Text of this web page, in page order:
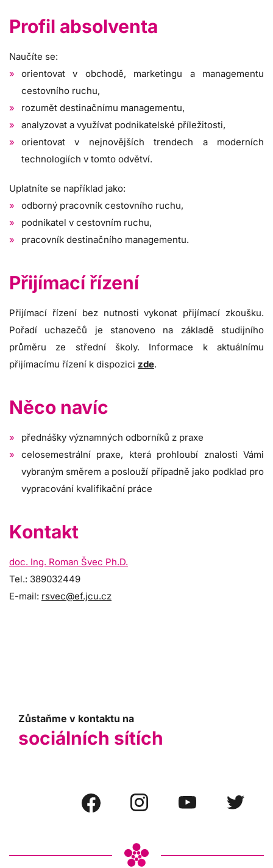
Profil absolventa
Naučíte se:
orientovat v obchodě, marketingu a managementu
cestovního ruchu,
rozumět destinačnímu managementu,
analyzovat a využívat podnikatelské příležitosti,
orientovat v nejnovějších trendech a moderních
technologiích v tomto odvětví.
Uplatníte se například jako:
odborný pracovník cestovního ruchu,
podnikatel v cestovním ruchu,
pracovník destinačního managementu.
Přijímací řízení
Přijímací řízení bez nutnosti vykonat přijímací zkoušku.
Pořadí uchazečů je stanoveno na základě studijního
průměru ze střední školy. Informace k aktuálnímu
přijímacímu řízení k dispozici zde.
Něco navíc
přednášky významných odborníků z praxe
celosemestrální praxe, která prohloubí znalosti Vámi
vybraným směrem a poslouží případně jako podklad pro
vypracování kvalifikační práce
Kontakt
doc. Ing. Roman Švec Ph.D.
Tel.: 389032449
E-mail: rsvec@ef.jcu.cz
Zůstaňme v kontaktu na
sociálních sítích